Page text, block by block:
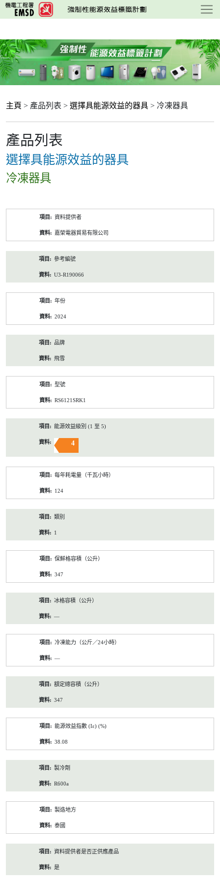
跳
至
要
內
容
主頁 > 產品列表 > 選擇具能源效益的器具 > 冷凍器具
產品列表
選擇具能源效益的器具
冷凍器具
資料提供者
嘉榮電器貿易有限公司
參考編號
U3-R190066
年份
2024
品牌
飛雪
型號
RS6121SRK1
能源效益級別 (1 至 5)
4
每年耗電量（千瓦小時）
124
類別
1
保鮮格容積（公升）
347
冰格容積（公升）
—
冷凍能力（公斤／24小時）
—
額定總容積（公升）
347
能源效益指數 (Iε) (%)
38.08
製冷劑
R600a
製造地方
泰國
資料提供者是否正供應產品
是